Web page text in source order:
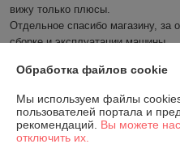
вижу только плюсы.
Отдельное спасибо магазину, за
сборке и эксплуатации машины.
Сделка подтверждена через
Показать
Обработка файлов cookie
Мы используем файлы
пользователей портала и
рекомендаций. Вы можете
отключить их.